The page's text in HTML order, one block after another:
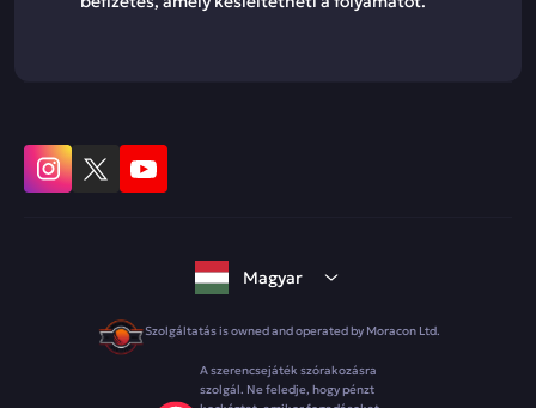
Szolgáltatás is owned and operated by Moracon Ltd.
A szerencsejáték szórakozásra
szolgál. Ne feledje, hogy pénzt
Magyar